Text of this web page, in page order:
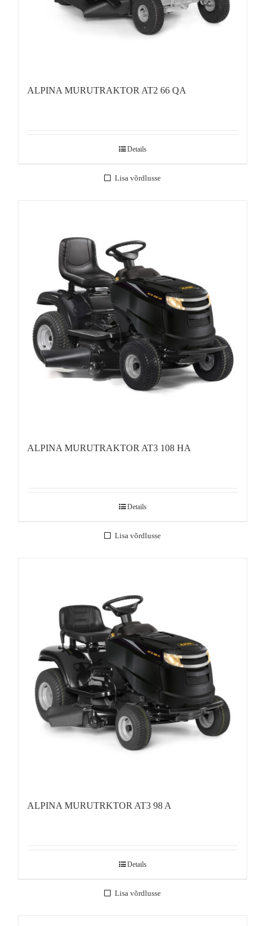
ALPINA MURUTRAKTOR AT2 66 QA
Details
Lisa võrdlusse
ALPINA MURUTRAKTOR AT3 108 HA
Details
Lisa võrdlusse
ALPINA MURUTRKTOR AT3 98 A
Details
Lisa võrdlusse